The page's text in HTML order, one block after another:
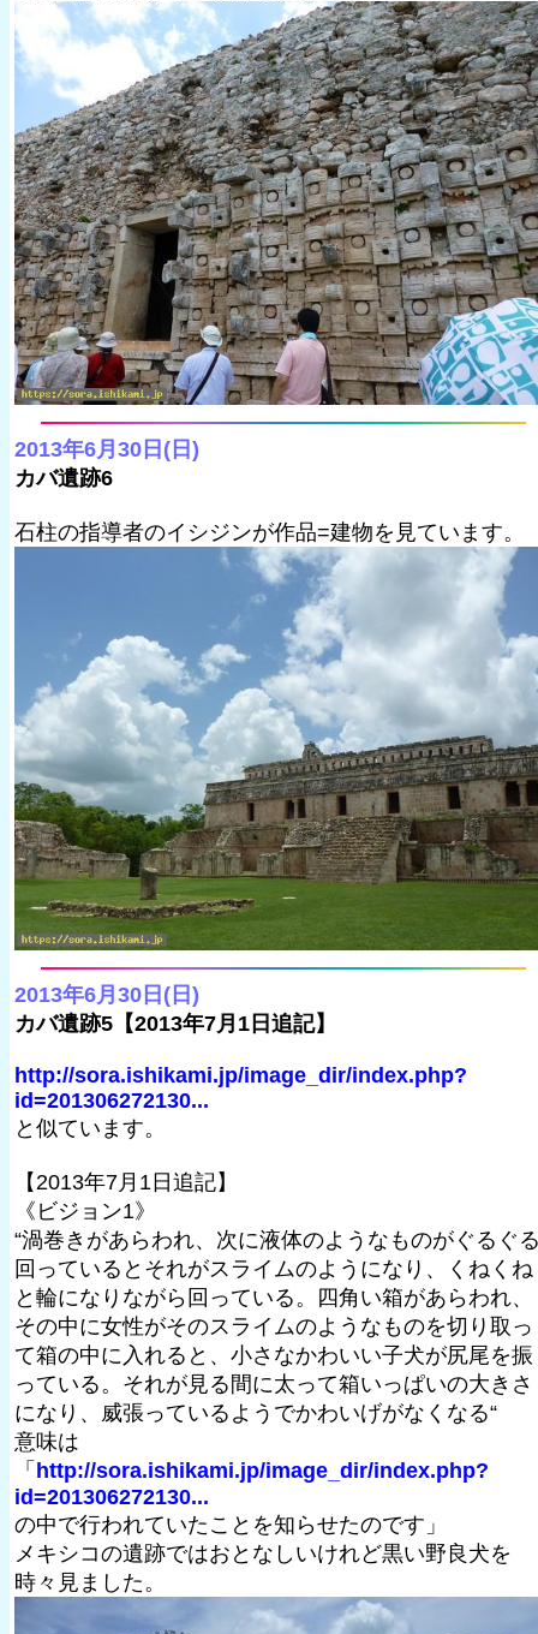
2013年6月30日(日)
カバ遺跡6
石柱の指導者のイシジンが作品=建物を見ています。
2013年6月30日(日)
カバ遺跡5【2013年7月1日追記】
http://sora.ishikami.jp/image_dir/index.php?
id=201306272130...
と似ています。
【2013年7月1日追記】
《ビジョン1》
“渦巻きがあらわれ、次に液体のようなものがぐるぐ
回っているとそれがスライムのようになり、くねくね
と輪になりながら回っている。四角い箱があらわれ、
その中に女性がそのスライムのようなものを切り取っ
て箱の中に入れると、小さなかわいい子犬が尻尾を振
っている。それが見る間に太って箱いっぱいの大きさ
になり、威張っているようでかわいげがなくなる“
意味は
「 http://sora.ishikami.jp/image_dir/index.php?
id=201306272130...
の中で行われていたことを知らせたのです」
メキシコの遺跡ではおとなしいけれど黒い野良犬を
時々見ました。